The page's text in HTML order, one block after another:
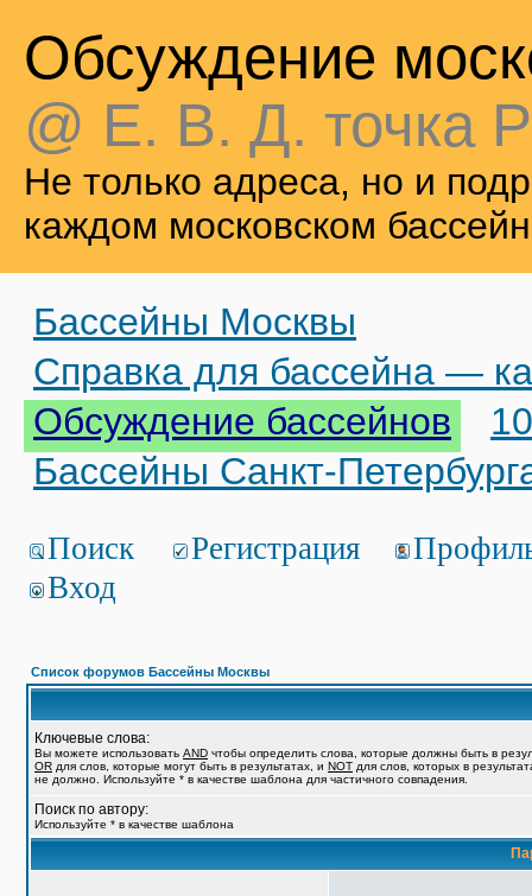
Обсуждение
@ Е. В. Д. точка
Не только адреса, но и
каждом московском
Бассейны Москвы
Справка для бассейна —
Обсуждение бассейнов
Бассейны Санкт-
Поиск Регистрация
Вход
Список форумов Бассейны Москвы
Ключевые слова:
Вы можете использовать AND чтобы определить слова, которые должны быть в
OR для слов, которые могут быть в результатах, и NOT для слов, которых в
не должно. Используйте * в качестве шаблона для частичного совпадения.
Поиск по автору:
Используйте * в качестве шаблона